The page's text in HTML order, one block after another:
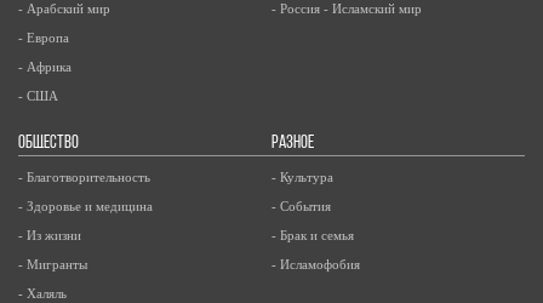
- Арабский мир
- Европа
- Африка
- США
- Россия - Исламский мир
ОБЩЕСТВО
- Благотворительность
- Здоровье и медицина
- Из жизни
- Мигранты
- Халяль
РАЗНОЕ
- Культура
- События
- Брак и семья
- Исламофобия